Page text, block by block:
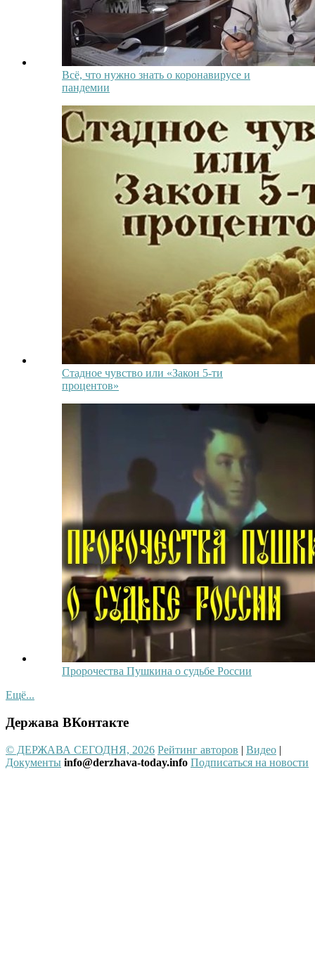
Всё, что нужно знать о коронавирусе и
пандемии
Стадное чувство или «Закон 5-ти
процентов»
Пророчества Пушкина о судьбе России
Ещё...
Держава ВКонтакте
© ДЕРЖАВА СЕГОДНЯ, 2026 Рейтинг авторов | Видео |
Документы info@derzhava-today.info Подписаться на новости